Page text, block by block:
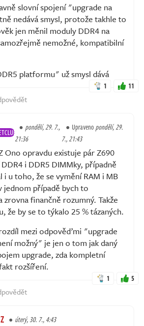
slovní spojení "upgrade na
nedává smysl, protože takhle to
jen měnil moduly DDR4 na
nemožné, kompatibilní
platformu" už smysl dává
1 11
pondělí, 29. 7.,
21:36
Upravenopondělí, 29.
7., 21:43
Ono opravdu existuje pár Z690
i DDR5 DIMMky, případně
i u toho, že se vymění RAM i MB
jednom případě bych to
zrovna finančně rozumný. Takže
že by se to týkalo 25 % tázaných.
mezi odpověďmi "upgrade
možný" je jen o tom jak daný
upgrade, zda kompletní
rozšíření.
1 5
úterý, 30. 7., 4:43